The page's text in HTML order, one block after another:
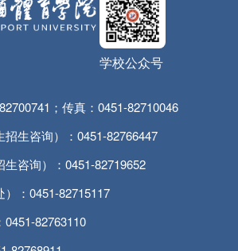
学校公众号
；传真：0451-82710046
生咨询）：0451-82766447
咨询）：0451-82719652
：0451-82715117
82763110